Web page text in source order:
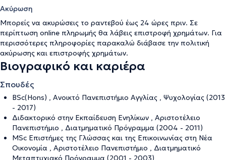
Ακύρωση
Μπορείς να ακυρώσεις το ραντεβού έως 24 ώρες πριν. Σε
περίπτωση online πληρωμής θα λάβεις επιστροφή χρημάτων. Για
περισσότερες πληροφορίες παρακαλώ διάβασε την πολιτική
ακύρωσης και επιστροφής χρημάτων.
Βιογραφικό και καριέρα
Σπουδές
BSc(Hons) , Ανοικτό Πανεπιστήμιο Αγγλίας , Ψυχολογίας (2013
- 2017)
Διδακτορικό στην Εκπαίδευση Ενηλίκων , Αριστοτέλειο
Πανεπιστήμιο , Διατμηματικό Πρόγραμμα (2004 - 2011)
MSc Επιστήμες της Γλώσσας και της Επικοινωνίας στη Νέα
Οικονομία , Αριστοτέλειο Πανεπιστήμιο , Διατμηματικό
Μεταπτυχιακό Πρόγραμμα (2001 - 2003)